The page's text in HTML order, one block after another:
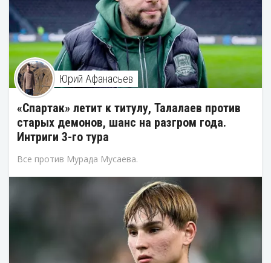
Юрий Афанасьев
«Спартак» летит к титулу, Талалаев против
старых демонов, шанс на разгром года.
Интриги 3-го тура
Все против Мурада Мусаева.